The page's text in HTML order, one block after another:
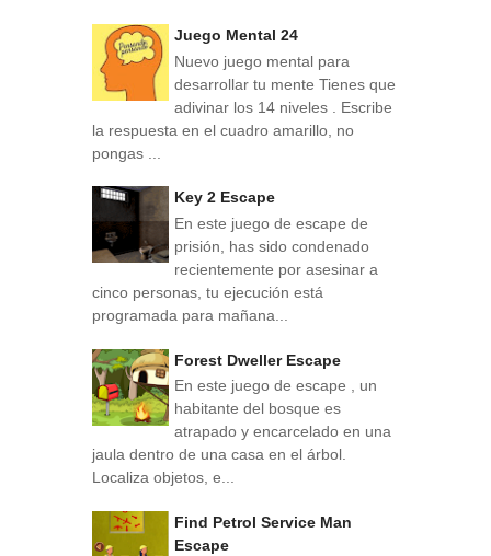
Juego Mental 24
Nuevo juego mental para
desarrollar tu mente Tienes que
adivinar los 14 niveles . Escribe
la respuesta en el cuadro amarillo, no
pongas ...
Key 2 Escape
En este juego de escape de
prisión, has sido condenado
recientemente por asesinar a
cinco personas, tu ejecución está
programada para mañana...
Forest Dweller Escape
En este juego de escape , un
habitante del bosque es
atrapado y encarcelado en una
jaula dentro de una casa en el árbol.
Localiza objetos, e...
Find Petrol Service Man
Escape